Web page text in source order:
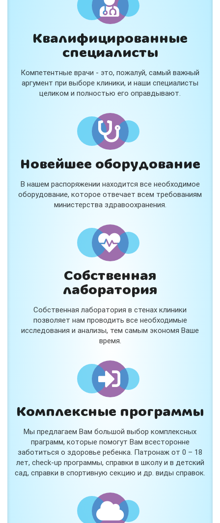
Квалифицированные
специалисты
Компетентные врачи - это, пожалуй, самый важный
аргумент при выборе клиники, и наши специалисты
целиком и полностью его оправдывают.
Новейшее оборудование
В нашем распоряжении находится все необходимое
оборудование, которое отвечает всем требованиям
министерства здравоохранения.
Собственная
лаборатория
Собственная лаборатория в стенах клиники
позволяет нам проводить все необходимые
исследования и анализы, тем самым экономя Ваше
время.
Комплексные программы
Мы предлагаем Вам большой выбор комплексных
праграмм, которые помогут Вам всесторонне
заботиться о здоровье ребенка. Патронаж от 0 – 18
лет, check-up программы, справки в школу и в детский
сад, справки в спортивную секцию и др. виды справок.
Консультация ортопеда +
тейпирование за 1 приём
Вас или вашего ребёнка беспокоят:
- боли в спине, шее, коленях или ногах?
- дискомфорт после спорта и нагрузок?
В «Медлэнд» принимает известный ортопед-
травматолог Шехмаметьев Али Зарефуллович
В прием входит:
✔️ Осмотр и консультация врача
✔️ Рекомендации по вашей ситуации
✔️Тейпирование
спортсменам и беременным женщинам.
Специальная цена — 3000 ₽.
и расскажем подробнее!
Нет, спасибо
Я согласен на обработкуперсональных данных
Работает наСтримвуд